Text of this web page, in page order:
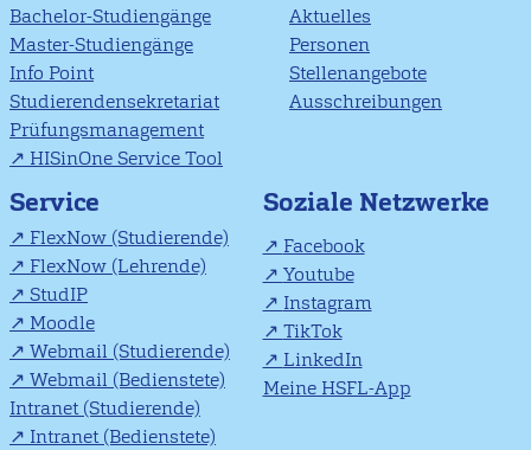
Bachelor-Studiengänge
Master-Studiengänge
Info Point
Studierendensekretariat
Prüfungsmanagement
HISinOne Service Tool
Aktuelles
Personen
Stellenangebote
Ausschreibungen
Service
FlexNow (Studierende)
FlexNow (Lehrende)
StudIP
Moodle
Webmail (Studierende)
Webmail (Bedienstete)
Intranet (Studierende)
Intranet (Bedienstete)
Soziale Netzwerke
Facebook
Youtube
Instagram
TikTok
LinkedIn
Meine HSFL-App